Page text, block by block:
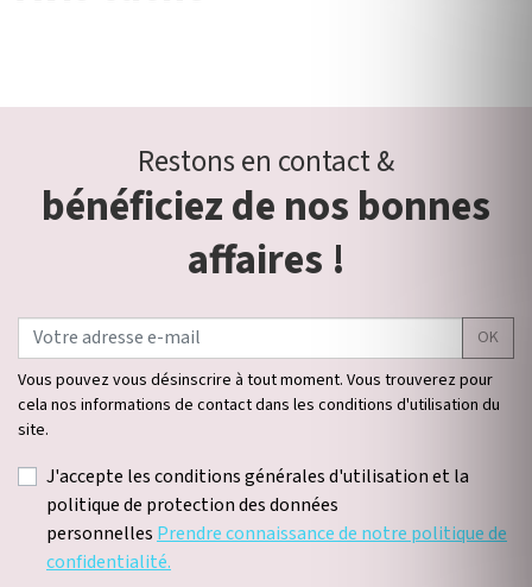
Restons en contact &
bénéficiez de nos bonnes
affaires !
OK
Vous pouvez vous désinscrire à tout moment. Vous trouverez pour
cela nos informations de contact dans les conditions d'utilisation du
site.
J'accepte les conditions générales d'utilisation et la
politique de protection des données
personnelles Prendre connaissance de notre politique de
confidentialité.